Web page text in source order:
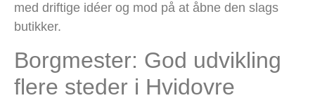
med driftige idéer og mod på at åbne den slags
butikker.
Borgmester: God udvikling
flere steder i Hvidovre